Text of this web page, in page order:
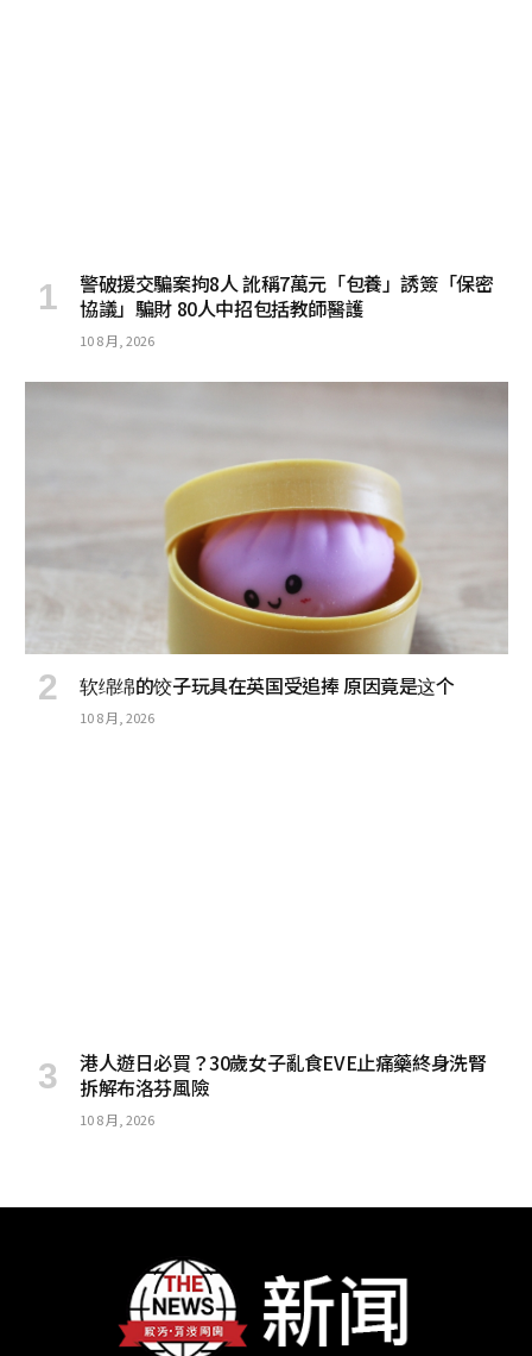
警破援交騙案拘8人 訛稱7萬元「包養」誘簽「保密
協議」騙財 80人中招包括教師醫護
10 8 月, 2026
软绵绵的饺子玩具在英国受追捧 原因竟是这个
10 8 月, 2026
港人遊日必買？30歲女子亂食EVE止痛藥終身洗腎
拆解布洛芬風險
10 8 月, 2026